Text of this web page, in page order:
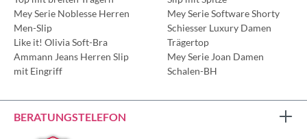
Mey Serie Noblesse Herren
Men-Slip
Like it! Olivia Soft-Bra
Ammann Jeans Herren Slip
mit Eingriff
Mey Serie Software Shorty
Schiesser Luxury Damen
Trägertop
Mey Serie Joan Damen
Schalen-BH
BERATUNGSTELEFON